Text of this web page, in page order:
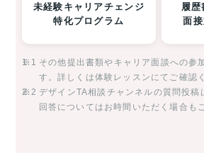
未経験キャリアチェンジ
特化プログラム
履歴
面
※1 その他提出書類やキャリア面談への参
す。詳しくは体験レッスンにてご確認
※2 デザインTA相談チャンネルの質問投稿
回答についてはお時間いただく場合も